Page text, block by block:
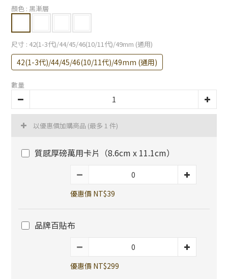
顏色 : 黑漸層
尺寸 : 42(1-3代)/44/45/46(10/11代)/49mm (通用)
42(1-3代)/44/45/46(10/11代)/49mm (通用)
數量
以優惠價加購商品 (最多 1 件)
質感厚磅萬用卡片（8.6cm x 11.1cm）
優惠價 NT$39
品牌百貼布
優惠價 NT$299